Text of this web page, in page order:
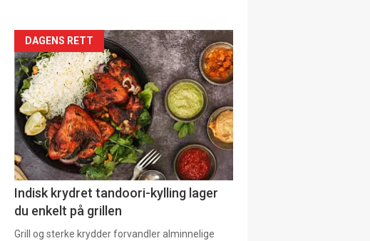
Artikler
detail
-
section
11
DAGENS RETT
Indisk krydret tandoori-kylling lager
du enkelt på grillen
Grill og sterke krydder forvandler alminnelige